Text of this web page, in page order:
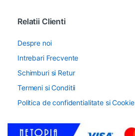
Relatii Clienti
Despre noi
Intrebari Frecvente
Schimburi si Retur
Termeni si Conditii
Politica de confidentialitate si Cookie